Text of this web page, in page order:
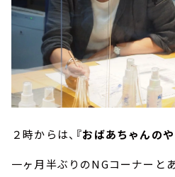
２時からは、 『おばあちゃんの
一ヶ月半ぶりのNGコーナーと